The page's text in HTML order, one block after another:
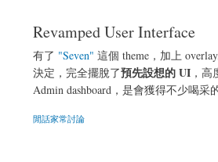
Revamped User Interface
有了 "Seven" 這個 theme，加上
決定，完全擺脫了預先設想的 UI ，
Admin dashboard，是會獲得不少喝采的
閒話家常討論